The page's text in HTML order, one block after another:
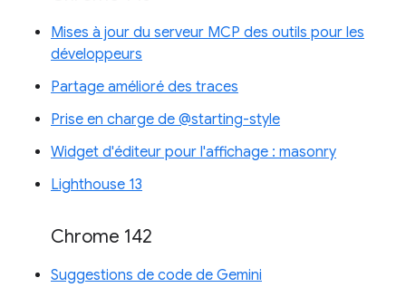
Mises à jour du serveur MCP des outils pour les
développeurs
Partage amélioré des traces
Prise en charge de @starting-style
Widget d'éditeur pour l'affichage : masonry
Lighthouse 13
Chrome 142
Suggestions de code de Gemini